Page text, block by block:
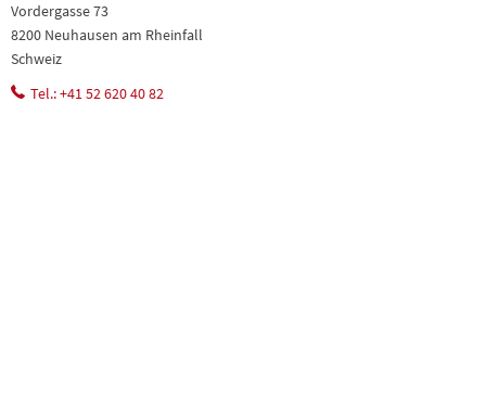
Vordergasse 73
8200 Neuhausen am Rheinfall
Schweiz
Tel.: +41 52 620 40 82